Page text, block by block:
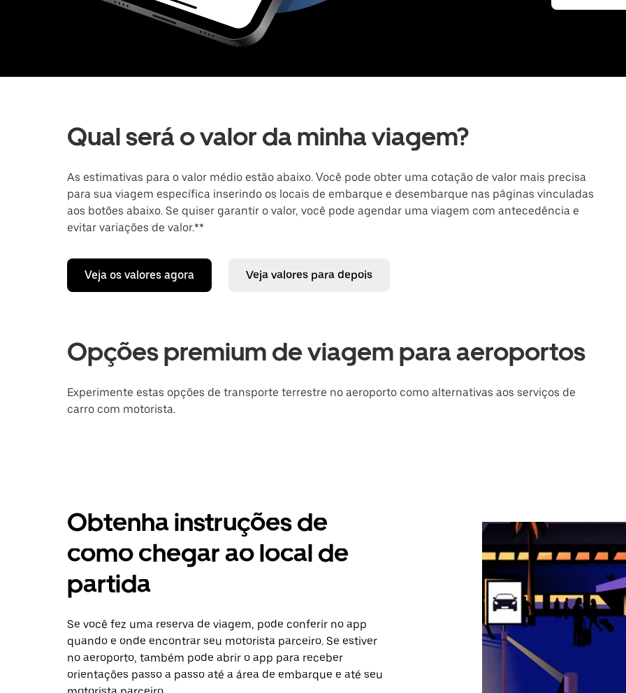
Qual será o valor da minha viagem?
As estimativas para o valor médio estão abaixo. Você pode obter uma cotação de valor mais precisa
para sua viagem específica inserindo os locais de embarque e desembarque nas páginas vinculadas
aos botões abaixo. Se quiser garantir o valor, você pode agendar uma viagem com antecedência e
evitar variações de valor.**
Veja os valores agora Veja valores para depois
Opções premium de viagem para aeroportos
Experimente estas opções de transporte terrestre no aeroporto como alternativas aos serviços de
carro com motorista.
Obtenha instruções de
como chegar ao local de
partida
Se você fez uma reserva de viagem, pode conferir no app
quando e onde encontrar seu motorista parceiro. Se estiver
no aeroporto, também pode abrir o app para receber
orientações passo a passo até a área de embarque e até seu